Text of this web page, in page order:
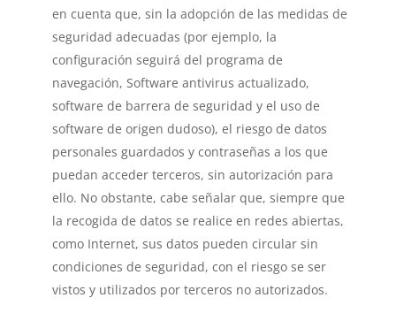
en cuenta que, sin la adopción de las medidas de
seguridad adecuadas (por ejemplo, la
configuración seguirá del programa de
navegación, Software antivirus actualizado,
software de barrera de seguridad y el uso de
software de origen dudoso), el riesgo de datos
personales guardados y contraseñas a los que
puedan acceder terceros, sin autorización para
ello. No obstante, cabe señalar que, siempre que
la recogida de datos se realice en redes abiertas,
como Internet, sus datos pueden circular sin
condiciones de seguridad, con el riesgo se ser
vistos y utilizados por terceros no autorizados.